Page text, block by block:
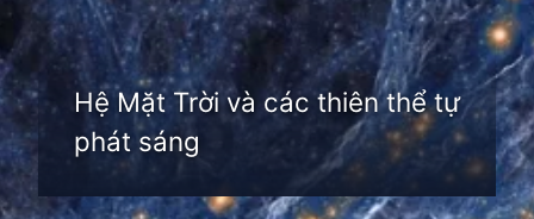
Hệ Mặt Trời và các thiên thể tự
phát sáng